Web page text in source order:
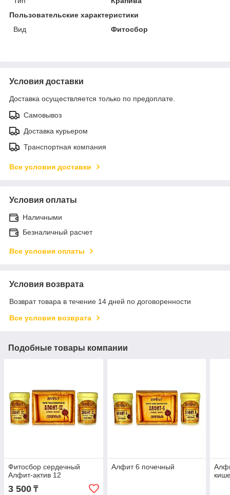
Пользовательские характеристики
Вид
Фитосбор
Условия доставки
Доставка осуществляется только по предоплате.
Самовывоз
Доставка курьером
Транспортная компания
Все условия доставки
Условия оплаты
Наличными
Безналичный расчет
Все условия оплаты
Условия возврата
Возврат товара в течение 14 дней по договоренности
Все условия возврата
Подобные товары компании
Фитосбор сердечный
Алфит-актив 12
3 500 ₸
Алфит 6 почечный